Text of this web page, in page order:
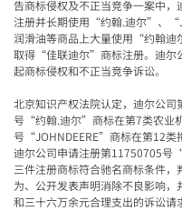
告商标侵权及不正当竞争一案中
注册并长期使用 “约翰.迪尔” 、
润滑油等商品上大量使用 “约翰迪
取得 “佳联迪尔” 商标注册。迪尔
起商标侵权和不正当竞争诉讼。
北京知识产权法院认定，迪尔公司
号 “约翰.迪尔” 商标在第7类农业
号 “JOHNDEERE” 商标在第12类
迪尔公司申请注册第11750705号
三件注册商标符合驰名商标条件
为、公开发表声明消除不良影响
和三十六万余元合理支出的诉讼请